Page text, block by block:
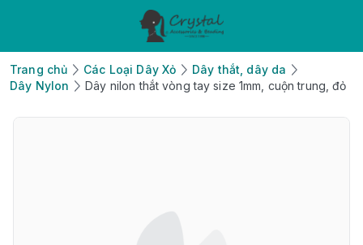
Trang chủ Các Loại Dây Xỏ
Dây thắt, dây da
Dây Nylon
Dây nilon thắt vòng tay size 1mm, cuộn trung, đỏ